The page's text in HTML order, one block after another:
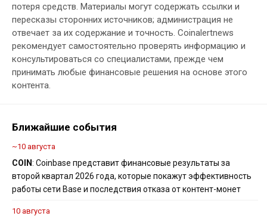
потеря средств. Материалы могут содержать ссылки и
пересказы сторонних источников; администрация не
отвечает за их содержание и точность. Coinalertnews
рекомендует самостоятельно проверять информацию и
консультироваться со специалистами, прежде чем
принимать любые финансовые решения на основе этого
контента.
Ближайшие события
~10 августа
COIN: Coinbase представит финансовые результаты за
второй квартал 2026 года, которые покажут эффективность
работы сети Base и последствия отказа от контент-монет
10 августа